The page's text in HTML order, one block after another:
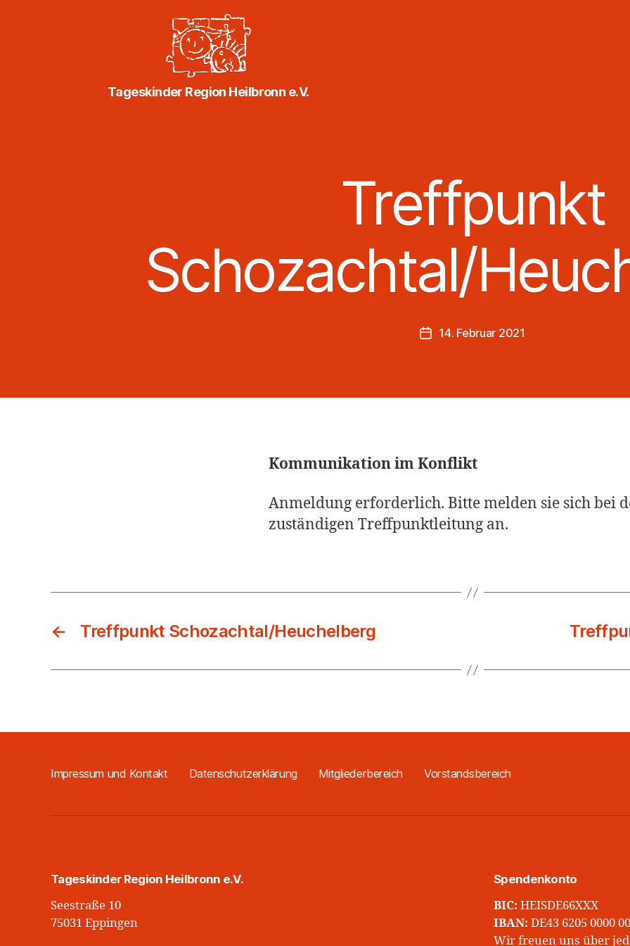
Tageskinder Region Heilbronn e.V.
Treffpunkt
Schozachtal/
Veröffentlichungsdatum
14. Februar 2021
Kommunikation im Konflikt
Anmeldung erforderlich. Bitte melden sie sich bei
zuständigen Treffpunktleitung an.
← Treffpunkt Schozachtal/Heuchelberg
Impressum und Kontakt Datenschutzerklärung Mitgliederbereich Vorstandsbereich
Tageskinder Region Heilbronn e.V.
Seestraße 10
75031 Eppingen
Spendenkonto
BIC: HEISDE66XXX
IBAN: DE43 6205 0000
Wir freuen uns über